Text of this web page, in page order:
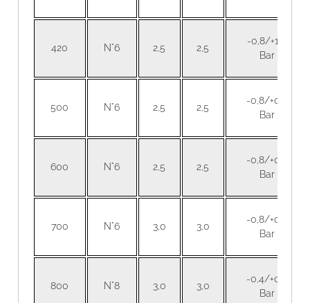
420 N°6 2,5 2,5
-0,8/+1,5
Bar
500 N°6 2,5 2,5
-0,8/+0,3
Bar
600 N°6 2,5 2,5
-0,8/+0,3
Bar
700 N°6 3,0 3,0
-0,8/+0,3
Bar
800 N°8 3,0 3,0
-0,4/+0,3
Bar